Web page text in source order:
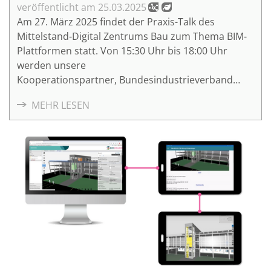
25.03.2025
Am 27. März 2025 findet der Praxis-Talk des
Mittelstand-Digital Zentrums Bau zum Thema BIM-
Plattformen statt. Von 15:30 Uhr bis 18:00 Uhr
werden unsere
Kooperationspartner, Bundesindustrieverband
(BTGA), Bundesverband der Deutschen
Heizungsindustrie e. V. (BDH), CAFM RING e.
V., Deutsches Institut für Normung e.V. (DIN) sowie
die Initiative BIM Deutschland, dem Marktplatz
BIMSWARM und dem DBD-BIM Portal von Dr.
Schiller & Partner GmbH zum Thema sprechen.
MEHR LESEN